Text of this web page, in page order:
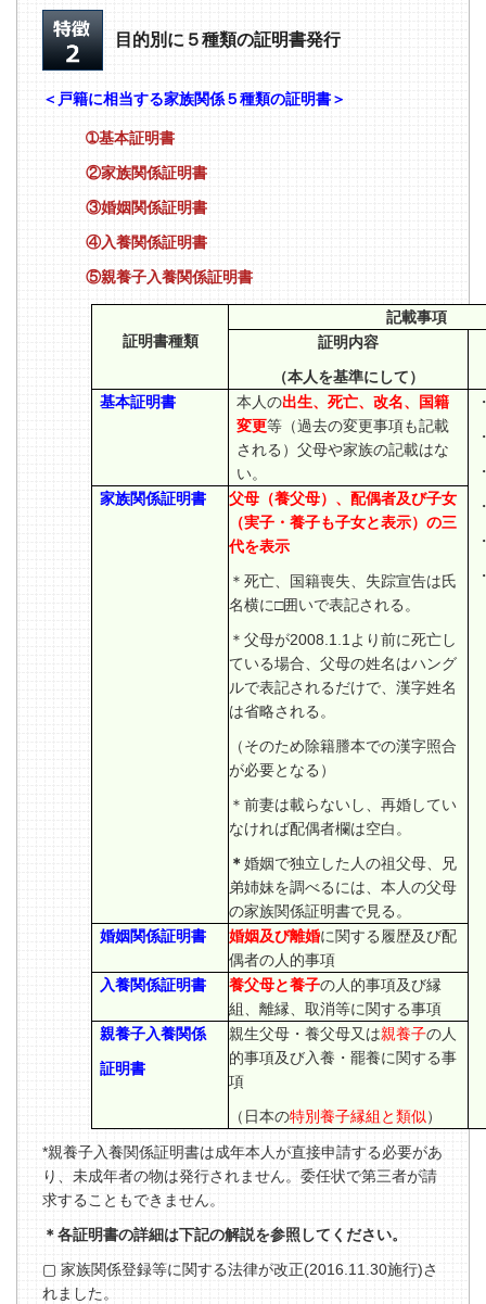
目的別に５種類の証明書発行
＜戸籍に相当する家族関係５種類の証明書＞
➀基本証明書
②家族関係証明書
③婚姻関係証明書
④入養関係証明書
⑤親養子入養関係証明書
証明書種類
記載事項
証明内容
（本人を基準にして）
基本証明書
本人の出生、死亡、改名、国籍
変更等（過去の変更事項も記載
される）父母や家族の記載はな
い。
家族関係証明書
父母（養父母）、配偶者及び子女
（実子・養子も子女と表示）の三
代を表示
＊死亡、国籍喪失、失踪宣告は氏
名横に□囲いで表記される。
＊父母が2008.1.1より前に死亡し
ている場合、父母の姓名はハング
ルで表記されるだけで、漢字姓名
は省略される。
（そのため除籍謄本での漢字照合
が必要となる）
＊前妻は載らないし、再婚してい
なければ配偶者欄は空白。
＊婚姻で独立した人の祖父母、兄
弟姉妹を調べるには、本人の父母
の家族関係証明書で見る。
婚姻関係証明書
婚姻及び離婚に関する履歴及び配
偶者の人的事項
入養関係証明書
養父母と養子の人的事項及び縁
組、離縁、取消等に関する事項
親養子入養関係
証明書
親生父母・養父母又は親養子の人
的事項及び入養・罷養に関する事
項
（日本の特別養子縁組と類似）
*親養子入養関係証明書は成年本人が直接申請する必要があ
り、未成年者の物は発行されません。委任状で第三者が請
求することもできません。
＊各証明書の詳細は下記の解説を参照してください。
▢ 家族関係登録等に関する法律が改正(2016.11.30施行)さ
れました 。